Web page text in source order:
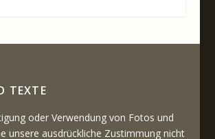
TEXTE
oder Verwendung von Fotos und
unsere ausdrückliche Zustimmung nicht